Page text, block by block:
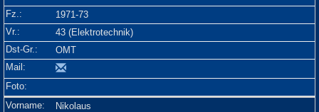
1971-73
43 (Elektrotechnik)
OMT
Nikolaus